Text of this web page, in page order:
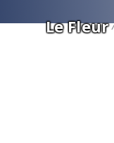
Le Fleur